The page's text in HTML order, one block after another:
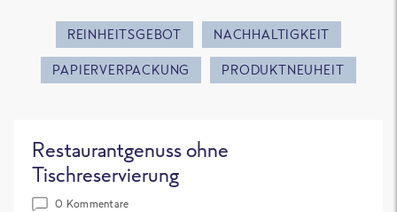
REINHEITSGEBOT NACHHALTIGKEIT
PAPIERVERPACKUNG PRODUKTNEUHEIT
Restaurantgenuss ohne
Tischreservierung
0 Kommentare